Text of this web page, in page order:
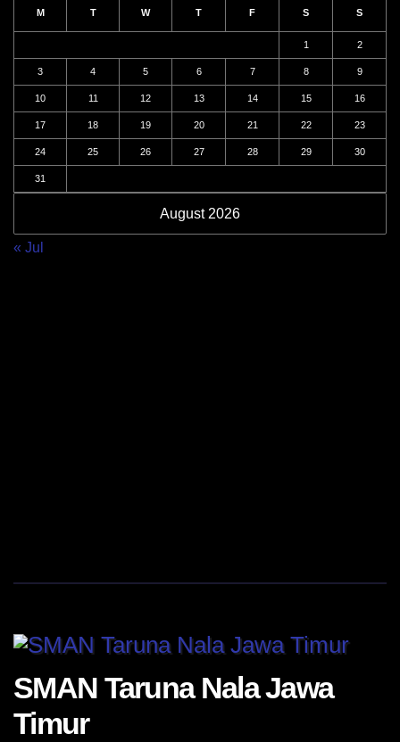
August 2026
M T W T F S S
1 2
3 4 5 6 7 8 9
10 11 12 13 14 15 16
17 18 19 20 21 22 23
24 25 26 27 28 29 30
31
« Jul
SMAN Taruna Nala Jawa
Timur